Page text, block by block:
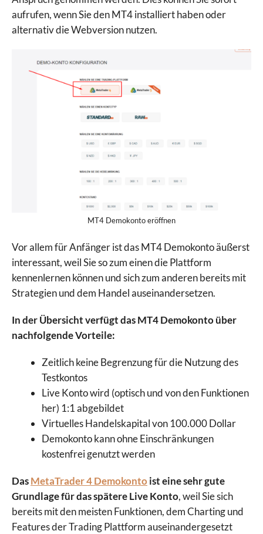
aufrufen, wenn Sie den MT4 installiert haben oder
alternativ die Webversion nutzen.
MT4 Demokonto eröffnen
Vor allem für Anfänger ist das MT4 Demokonto äußerst
interessant, weil Sie so zum einen die Plattform
kennenlernen können und sich zum anderen bereits mit
Strategien und dem Handel auseinandersetzen.
In der Übersicht verfügt das MT4 Demokonto über
nachfolgende Vorteile:
Zeitlich keine Begrenzung für die Nutzung des
Testkontos
Live Konto wird (optisch und von den Funktionen
her) 1:1 abgebildet
Virtuelles Handelskapital von 100.000 Dollar
Demokonto kann ohne Einschränkungen
kostenfrei genutzt werden
DasMetaTrader 4 Demokonto ist eine sehr gute
Grundlage für das spätere Live Konto, weil Sie sich
bereits mit den meisten Funktionen, dem Charting und
Features der Trading Plattform auseinandergesetzt